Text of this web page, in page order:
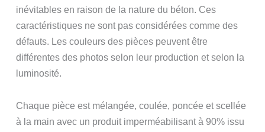
inévitables en raison de la nature du béton. Ces
caractéristiques ne sont pas considérées comme des
défauts. Les couleurs des pièces peuvent être
différentes des photos selon leur production et selon la
luminosité.
Chaque pièce est mélangée, coulée, poncée et scellée
à la main avec un produit imperméabilisant à 90% issu